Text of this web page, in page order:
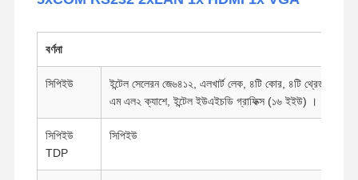
বর্ণনা
সিপিইউ
ইন্টেল সেলেরন জে৬৪১২, এলখার্ট লেক, ৪টি কোর, ৪টি থ্রেড, ২.০
এম এল২ ক্যাশে, ইন্টেল ইউএইচডি গ্রাফিক্স (১৬ ইইউ) ।
সিপিইউ
TDP
সিপিইউ